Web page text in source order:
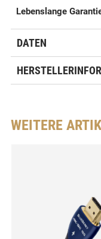
Lebenslange
DATEN
WEITERE